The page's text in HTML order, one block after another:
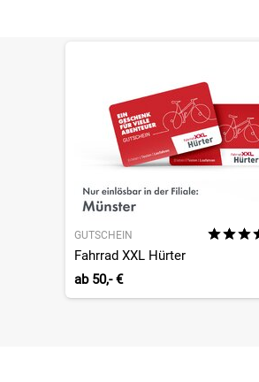
GUTSCHEIN
Fahrrad XXL Hürter
ab50,- €